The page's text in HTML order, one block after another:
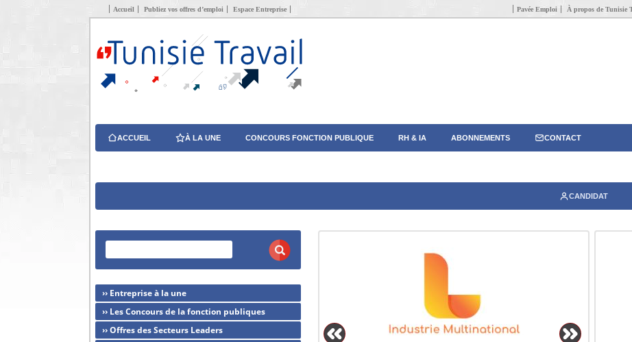
Accueil Publiez vos offres d’emploi Espace Entreprise Pavée Emploi À propos de Tunisie
ACCUEIL À LA UNE CONCOURS FONCTION PUBLIQUE RH & IA ABONNEMENTS CONTACT
CANDIDAT
›› Entreprise à la une
›› Les Concours de la fonction publiques
›› Offres des Secteurs Leaders